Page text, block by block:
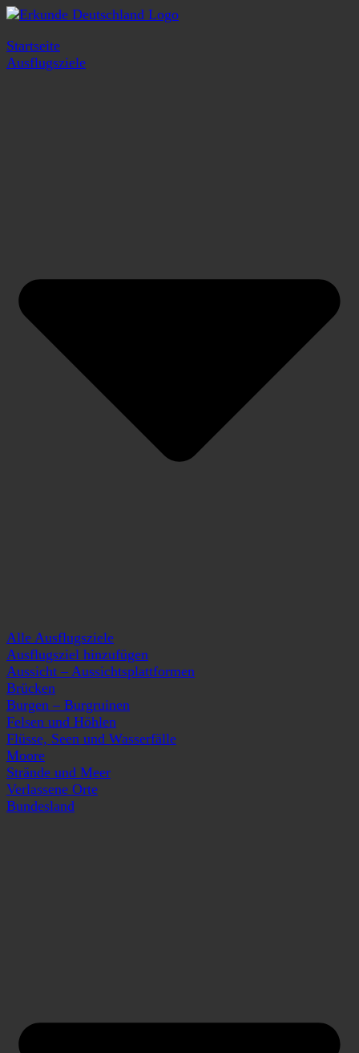
Startseite
Ausflugsziele
Alle Ausflugsziele
Ausflugsziel hinzufügen
Aussicht – Aussichtsplattformen
Brücken
Burgen – Burgruinen
Felsen und Höhlen
Flüsse, Seen und Wasserfälle
Moore
Strände und Meer
Verlassene Orte
Bundesland